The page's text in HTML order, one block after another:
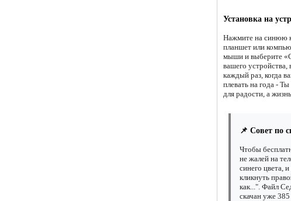
Установка на
Нажмите на синюю
планшет или
мыши и выберите
вашего
каждый раз, когда
плевать на года -
для радости, а
📌 Совет по
Чтобы
не жалей на
синего цвета,
кликнуть
как...". Файл
скачан уже